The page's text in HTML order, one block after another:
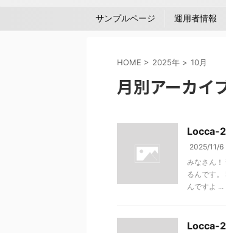
サンプルページ 運用者情報
HOME > 2025年 > 10月
月別アーカイ
Locca-
2025/11/6
みなさん！
るんです。
んですよ ...
Locca-